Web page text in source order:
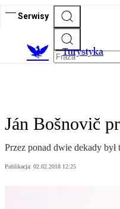
Serwisy
Turystyka
Ján Bošnovič
Przez ponad dwie dekady
Publikacja: 02.02.2018 12:25